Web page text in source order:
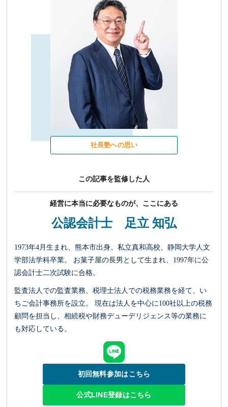
社長塾への思い
この記事を監修した人
経営に本当に必要なものが、ここにある
公認会計士 足立 知弘
1973年4月生まれ、熊本市出身。私立真和高校、静岡大学人文
学部法学科卒業。 お菓子屋の長男として生まれ、1997年に公
認会計士二次試験に合格。
監査法人での監査業務、税理士法人での税務業務を経て、い
ちご会計事務所を設立。 現在は法人を中心に100社以上の税務
顧問を担当し、相続税や財務デューデリジェンス等の業務に
も対応している。
初回無料参加はこちら
公式LINE登録はこちら